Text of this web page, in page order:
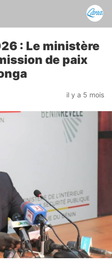
: Le ministère
de paix
il y a 5 mois